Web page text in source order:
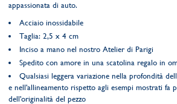
appassionata di auto.
Acciaio inossidabile
Taglia: 2,5 x 4 cm
Inciso a mano nel nostro Atelier di Parigi
Spedito con amore in una scatolina regalo in
Qualsiasi leggera variazione nella profondità
e nell'allineamento rispetto agli esempi mostrati fa
dell'originalità del pezzo